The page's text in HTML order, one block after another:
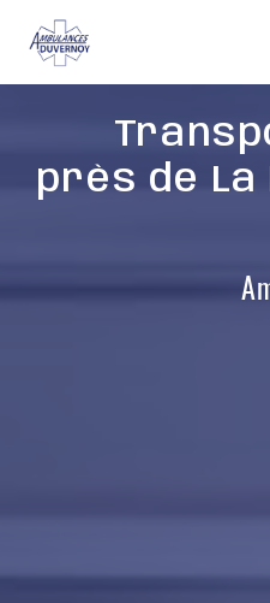
près de
Panneau de gestion des cookies